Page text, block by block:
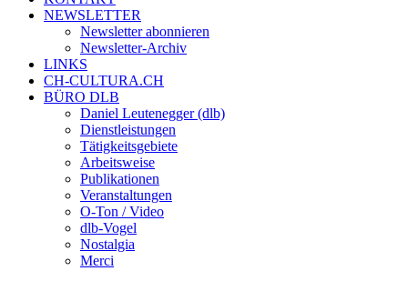
NEWSLETTER
Newsletter abonnieren
Newsletter-Archiv
LINKS
CH-CULTURA.CH
BÜRO DLB
Daniel Leutenegger (dlb)
Dienstleistungen
Tätigkeitsgebiete
Arbeitsweise
Publikationen
Veranstaltungen
O-Ton / Video
dlb-Vogel
Nostalgia
Merci